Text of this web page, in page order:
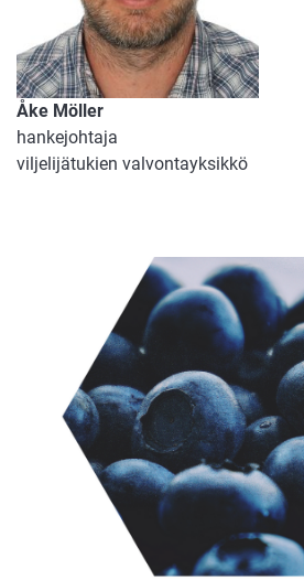
Åke Möller
hankejohtaja
viljelijätukien valvontayksikkö